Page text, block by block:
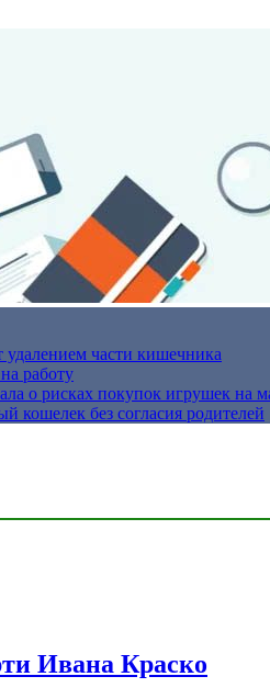
удалением части кишечника
работу
о рисках покупок игрушек на
кошелек без согласия родителей
Ивана Краско